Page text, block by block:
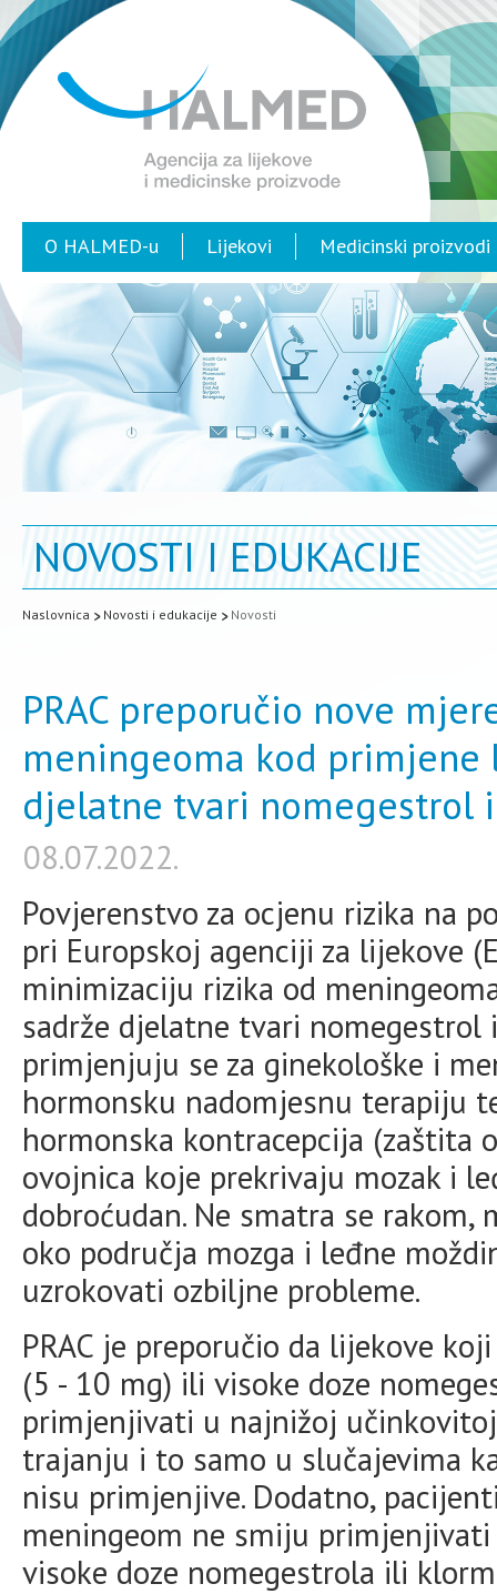
O HALMED-u Lijekovi Medicinski proizvodi
NOVOSTI I EDUKACIJE
Naslovnica Novosti i edukacije Novosti
PRAC preporučio nove
meningeoma kod
djelatne tvari nomegestrol
08.07.2022.
Povjerenstvo za ocjenu rizika na
pri Europskoj agenciji za lijekove
minimizaciju rizika od
sadrže djelatne tvari
primjenjuju se za ginekološke i
hormonsku nadomjesnu terapiju
hormonska kontracepcija (zaštita
ovojnica koje prekrivaju mozak i
dobroćudan. Ne smatra se
oko područja mozga i leđne
uzrokovati ozbiljne probleme.
PRAC je preporučio da lijekove
(5 - 10 mg) ili visoke doze
primjenjivati u najnižoj
trajanju i to samo u slučajevima
nisu primjenjive. Dodatno,
meningeom ne smiju
visoke doze nomegestrola ili